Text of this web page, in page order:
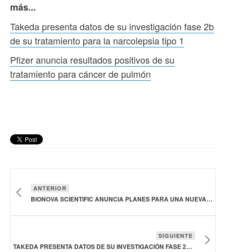
más...
Takeda presenta datos de su investigación fase 2b
de su tratamiento para la narcolepsia tipo 1
Pfizer anuncia resultados positivos de su
tratamiento para cáncer de pulmón
ANTERIOR
BIONOVA SCIENTIFIC ANUNCIA PLANES PARA UNA NUEVA INSTALACIÓN GMP DE ADN PLASMÍDICO
SIGUIENTE
TAKEDA PRESENTA DATOS DE SU INVESTIGACIÓN FASE 2B DE SU TRATAMIENTO PARA LA NARCOLEPSIA TIPO 1